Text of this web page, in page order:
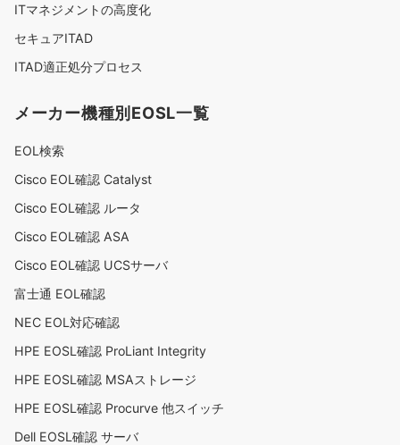
ITマネジメントの高度化
セキュアITAD
ITAD適正処分プロセス
メーカー機種別EOSL一覧
EOL検索
Cisco EOL確認 Catalyst
Cisco EOL確認 ルータ
Cisco EOL確認 ASA
Cisco EOL確認 UCSサーバ
富士通 EOL確認
NEC EOL対応確認
HPE EOSL確認 ProLiant Integrity
HPE EOSL確認 MSAストレージ
HPE EOSL確認 Procurve 他スイッチ
Dell EOSL確認 サーバ